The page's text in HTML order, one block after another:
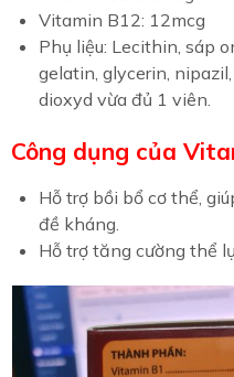
Vitamin B12: 12mcg
Phụ liệu: Lecithin, sáp
gelatin, glycerin,
dioxyd vừa đủ 1 viên.
Công dụng của
Hỗ trợ bồi bổ cơ thể,
đề kháng.
Hỗ trợ tăng cường thể